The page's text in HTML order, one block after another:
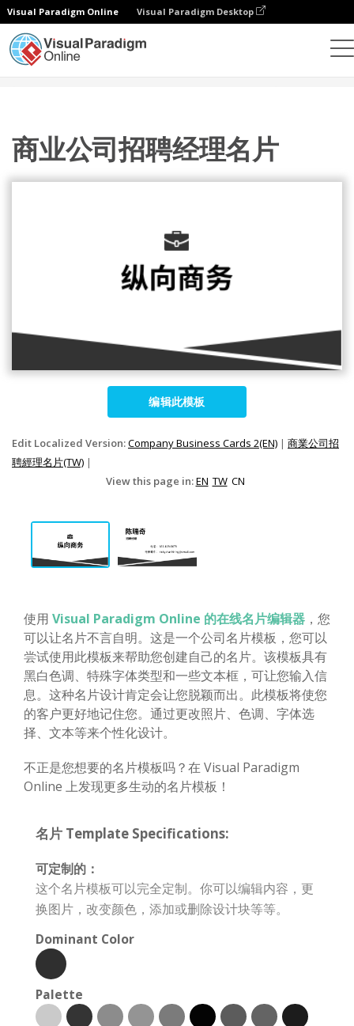
Visual Paradigm Online Visual Paradigm Desktop
商业公司招聘经理名片
编辑此模板
Edit Localized Version:Company Business Cards 2(EN) | 商業公司招
聘經理名片(TW) |
View this page in:EN TW CN
使用 Visual Paradigm Online 的在线名片编辑器 ，您
可以让名片不言自明。这是一个公司名片模板，您可以
尝试使用此模板来帮助您创建自己的名片。该模板具有
黑白色调、特殊字体类型和一些文本框，可让您输入信
息。这种名片设计肯定会让您脱颖而出。此模板将使您
的客户更好地记住您。通过更改照片、色调、字体选
择、文本等来个性化设计。
不正是您想要的名片模板吗？在 Visual Paradigm
Online 上发现更多生动的名片模板！
名片 Template Specifications:
可定制的：
这个名片模板可以完全定制。你可以编辑内容，更
换图片，改变颜色，添加或删除设计块等等。
Dominant Color
Palette